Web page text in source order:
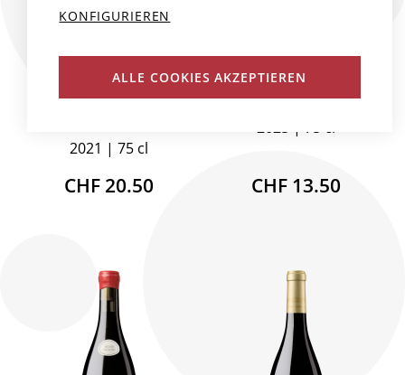
CASA LA RAD
DOCA
Spanien, Rioja
2021
75 cl
CHF 20.50
Spanien, Rioja
Casa La Rad
2025
75 cl
CHF 13.50
KONFIGURIEREN
ALLE COOKIES AKZEPTIEREN